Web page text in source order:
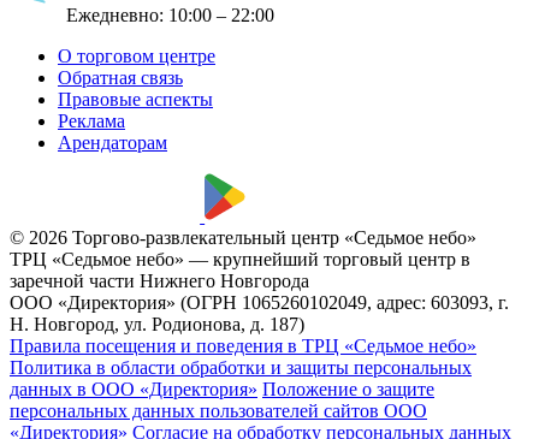
Ежедневно: 10:00 – 22:00
О торговом центре
Обратная связь
Правовые аспекты
Реклама
Арендаторам
© 2026 Торгово-развлекательный центр «Седьмое небо»
ТРЦ «Седьмое небо» — крупнейший торговый центр в
заречной части Нижнего Новгорода
ООО «Директория» (ОГРН 1065260102049, адрес: 603093, г.
Н. Новгород, ул. Родионова, д. 187)
Правила посещения и поведения в ТРЦ «Седьмое небо»
Политика в области обработки и защиты персональных
данных в ООО «Директория» Положение о защите
персональных данных пользователей сайтов ООО
«Директория» Согласие на обработку персональных данных